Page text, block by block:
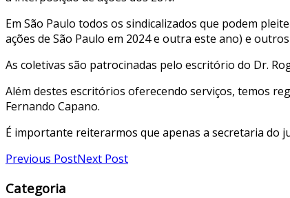
Em São Paulo todos os sindicalizados que podem
ações de São Paulo em 2024 e outra este ano) e
As coletivas são patrocinadas pelo escritório do Dr.
Além destes escritórios oferecendo serviços, temos
Fernando Capano.
É importante reiterarmos que apenas a secretaria do
Previous PostNext Post
Categoria